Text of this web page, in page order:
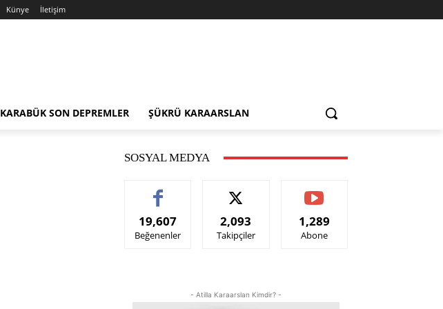
Künye İletişim
KARABÜK SON DEPREMLER ŞÜKRÜ KARAARSLAN
SOSYAL MEDYA
19,607
Beğenenler
2,093
Takipçiler
1,289
Abone
- Atilla Karaarslan Kimdir? -